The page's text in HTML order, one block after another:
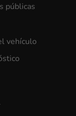
públicas
vehículo